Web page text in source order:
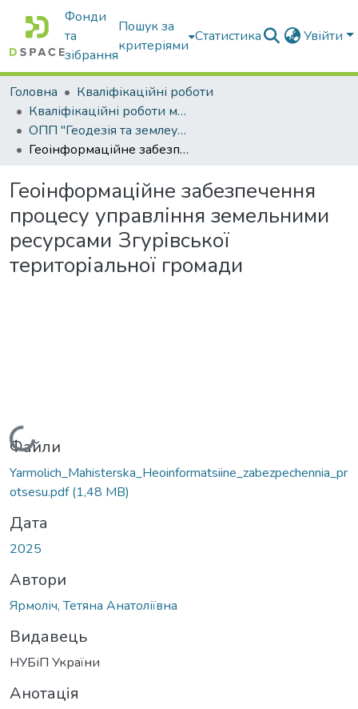
Фонди
та
зібрання
Пошук за
критеріями
Статистика Увійти
Головна
Кваліфікаційні роботи
Кваліфікаційні роботи магістрів
ОПП "Геодезія та землеустрій"
Геоінформаційне забезпечення процесу управління земельними ресурсами Згурівської територіальної громади
Геоінформаційне забезпечення
процесу управління земельними
ресурсами Згурівської
територіальної громади
Вантажиться...
Файли
Yarmolich_Mahisterska_Heoinformatsiine_zabezpechennia_pr
otsesu.pdf(1,48 MB)
Дата
2025
Автори
Ярмоліч, Тетяна Анатоліївна
Видавець
НУБіП України
Анотація